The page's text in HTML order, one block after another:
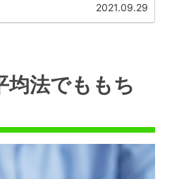
2021.09.29
均法でももち